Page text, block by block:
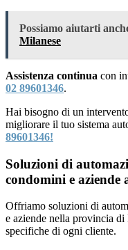
Possiamo aiutarti
Milanese
Assistenza continua con
02 89601346.
Hai bisogno di un
migliorare il tuo sistema
89601346!
Soluzioni di
condomini e aziende
Offriamo soluzioni di
e aziende nella provincia
specifiche di ogni cliente.